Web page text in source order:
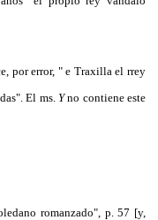
por error, " e Traxilla el rrey
El ms. Yno contiene este
romanzado", p. 57 [y,